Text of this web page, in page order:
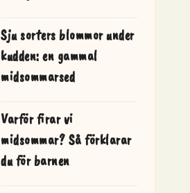
Sju sorters blommor under
kudden: en gammal
midsommarsed
Varför firar vi
midsommar? Så förklarar
du för barnen